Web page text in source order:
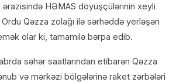
HƏMAS döyüşçülərinin xeyli
Qəzza zolağı ilə sərhəddə yerləşən
olar ki, tamamilə bərpa edib.
səhər saatlarından etibarən Qəzza
və mərkəzi bölgələrinə raket zərbələri